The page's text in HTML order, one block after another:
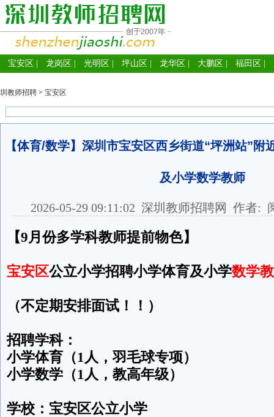
宝安区 龙岗区 光明区 坪山区 龙华区 大鹏区 福田区
圳教师招聘 > 宝安区
【体育/数学】深圳市宝安区西乡街道“坪洲站”附
及小学数学教师
2026-05-29 09:11:02 深圳教师招聘网 作者:
【9月份多学科教师提前物色】
宝安区公立小学招聘小学体育及小学数学
（不定期安排面试！！）
招聘学科：
小学体育（1人，羽毛球专项）
小学数学（1人，教高年级）
学校：宝安区公立小学